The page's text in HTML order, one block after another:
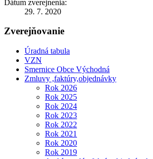
Dátum zverejnenia:
29. 7. 2020
Zverejňovanie
Úradná tabula
VZN
Smernice Obce Východná
Zmluvy ,faktúry,objednávky
Rok 2026
Rok 2025
Rok 2024
Rok 2023
Rok 2022
Rok 2021
Rok 2020
Rok 2019